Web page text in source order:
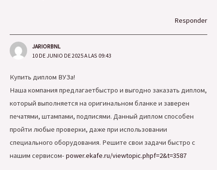
Responder
JARIORBNL
10 DE JUNIO DE 2025 A LAS 09:43
Купить диплом ВУЗа!
Наша компания предлагаетбыстро и выгодно заказать диплом,
который выполняется на оригинальном бланке и заверен
печатями, штампами, подписями. Данный диплом способен
пройти любые проверки, даже при использовании
специального оборудования. Решите свои задачи быстро с
нашим сервисом- power.ekafe.ru/viewtopic.phpf=2&t=3587